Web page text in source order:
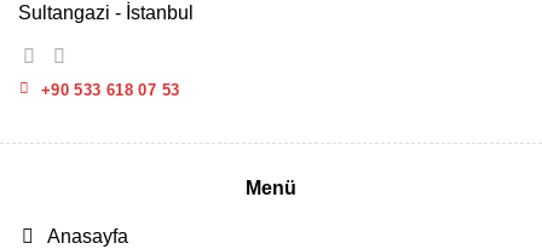
Sultangazi - İstanbul
+90 533 618 07 53
Menü
Anasayfa